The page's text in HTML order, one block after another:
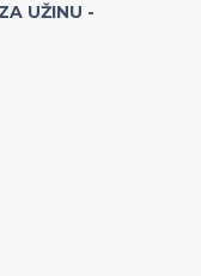
UŽINU -